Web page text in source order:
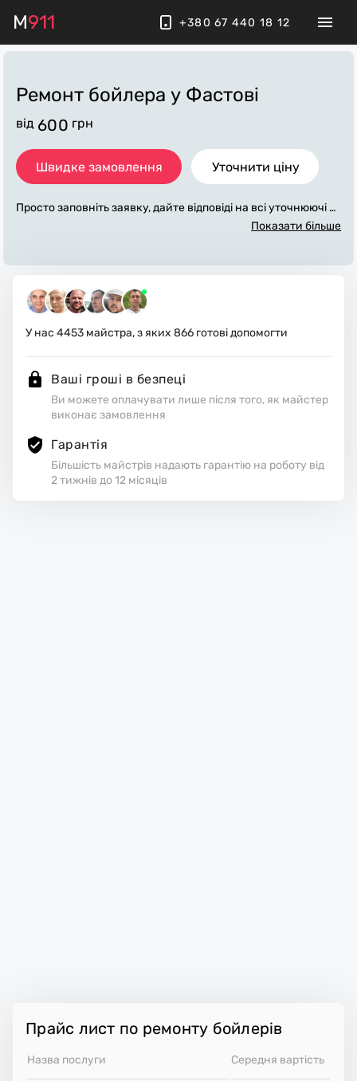
M911 +380 67 440 18 12
Ремонт бойлера у Фастові
від 600 грн
Швидке замовлення Уточнити ціну
Просто заповніть заявку, дайте відповіді на всі уточнюючі за
питання по «ремонт бойлера». Ми зв'яжемося з вами протя
вці стежать за чистотою та прибирають робоче місце.
Показати більше
У нас 4453 майстра, з яких 866 готові допомогти
Ваші гроші в безпеці
Ви можете оплачувати лише після того, як майстер
виконає замовлення
Гарантія
Більшість майстрів надають гарантію на роботу від
2 тижнів до 12 місяців
Прайс лист по ремонту бойлерів
Назва послуги Середня вартість